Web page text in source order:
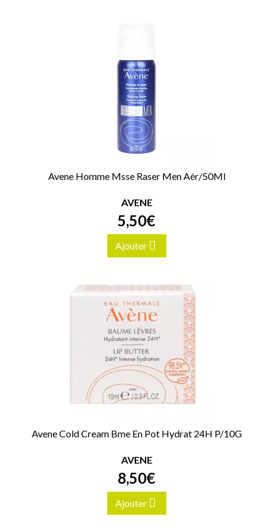
Avene Homme Msse Raser Men Aér/50Ml
AVENE
5,50€
Ajouter
Avene Cold Cream Bme En Pot Hydrat 24H P/10G
AVENE
8,50€
Ajouter